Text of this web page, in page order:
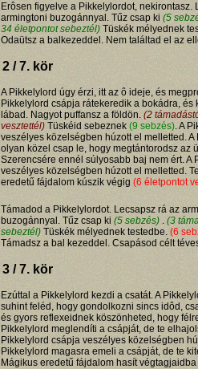
Erôsen figyelve a Pikkelylordot, nekirontasz.
armingtoni buzogánnyal. Tűz csap ki (5
34 életpontot sebeztél) Tüskék mélyednek
Odaütsz a balkezeddel. Nem találtad el az
2 / 7. kör
A Pikkelylord úgy érzi, itt az ô ideje, és
Pikkelylord csápja rátekeredik a bokádra, és
lábad. Nagyot puffansz a földön. (2
vesztettél) Tüskéid sebeznek (9 sebzés). A
veszélyes közelségben húzott el melletted.
olyan közel csap le, hogy megtántorodsz az
Szerencsére ennél súlyosabb baj nem ért. A
veszélyes közelségben húzott el melletted.
eredetű fájdalom kúszik végig (6 életpontot
Támadod a Pikkelylordot. Lecsapsz rá az
buzogánnyal. Tűz csap ki (5 sebzés) . (3
sebeztél) Tüskék mélyednek testedbe. (6
Támadsz a bal kezeddel. Csapásod célt
3 / 7. kör
Ezúttal a Pikkelylord kezdi a csatát. A
suhint feléd, hogy gondolkozni sincs idôd,
és gyors reflexeidnek köszönheted, hogy
Pikkelylord meglendíti a csápját, de te
Pikkelylord csápja veszélyes közelségben
Pikkelylord magasra emeli a csápját, de te
Mágikus eredetű fájdalom hasít végtagjaidba